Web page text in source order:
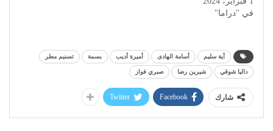
في "دراما"
آية سليم أسامة الهادى أميرة أديب بسمة تسنيم مطر
داليا شوقي شيرين رضا صبري فواز
شارك Facebook
Twitter